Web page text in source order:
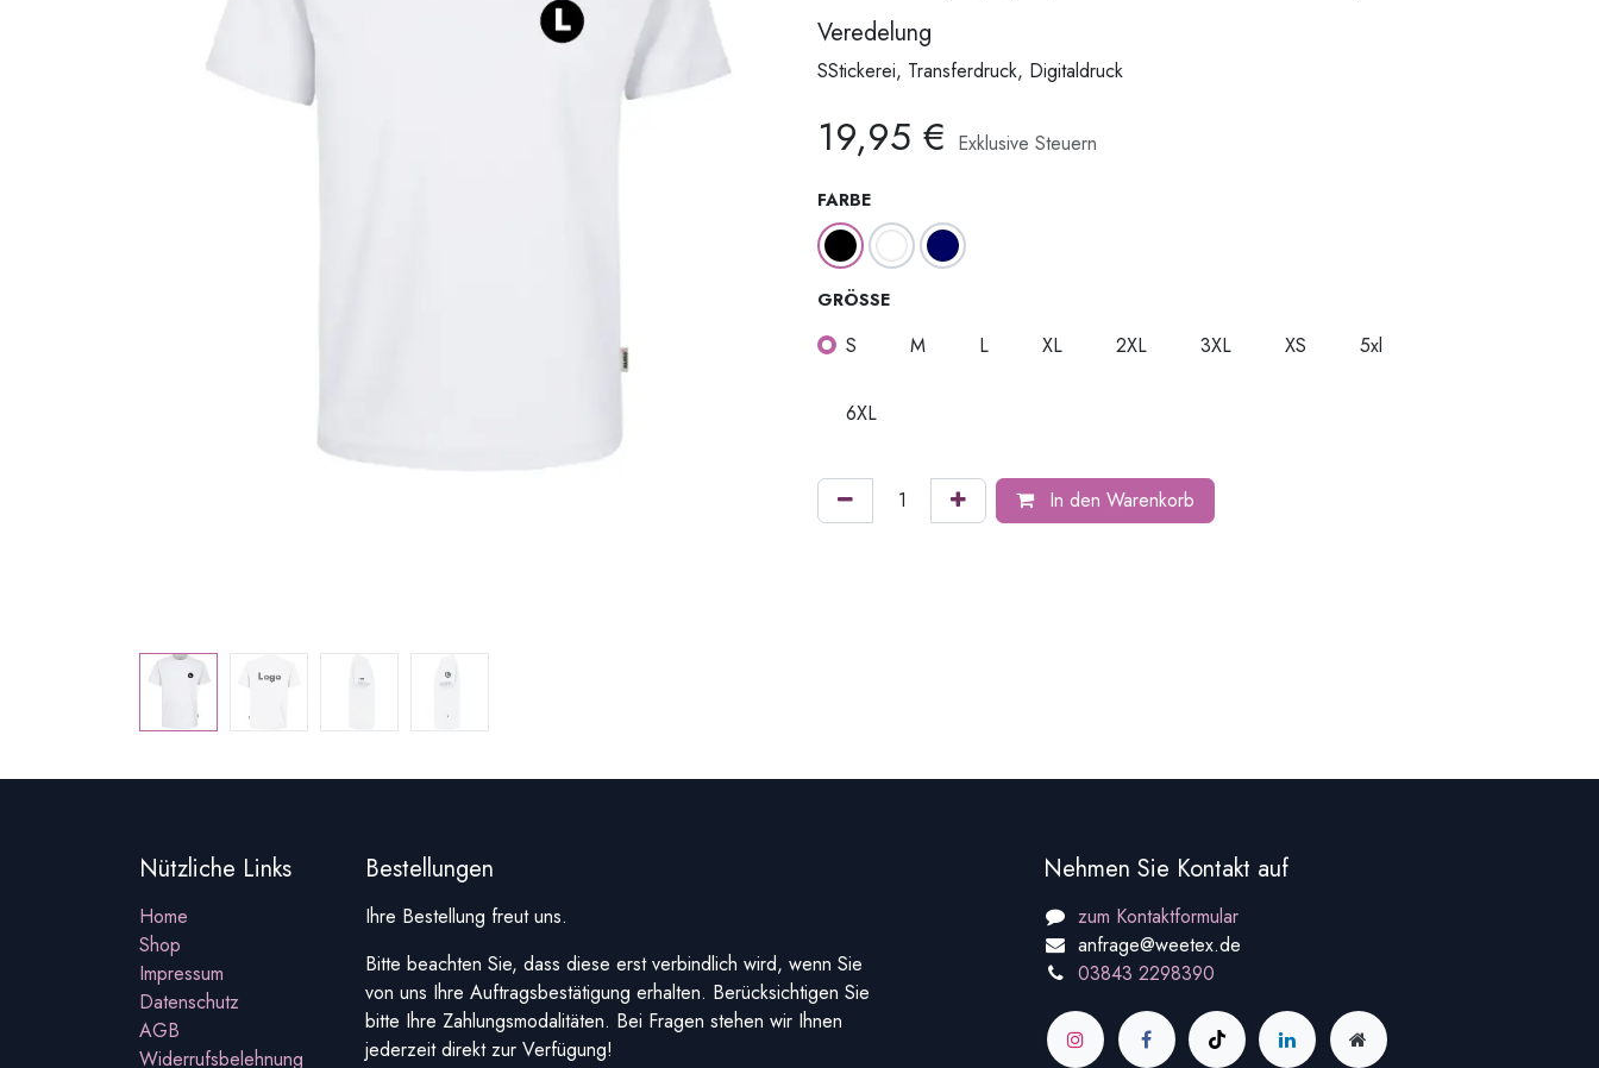
Veredelung
SStickerei, Transferdruck, Digitaldruck
19,95 € Exklusive Steuern
FARBE
GRÖSSE
S M L XL 2XL 3XL XS 5xl
6XL
In den Warenkorb
Nützliche Links
Home
Shop
Impressum
Datenschutz
AGB
Widerrufsbelehnung
Bestellungen
Ihre Bestellung freut uns.
Bitte beachten Sie, dass diese erst verbindlich wird, wenn Sie
von uns Ihre Auftragsbestätigung erhalten. Berücksichtigen Sie
bitte Ihre Zahlungsmodalitäten. Bei Fragen stehen wir Ihnen
jederzeit direkt zur Verfügung!
Nehmen Sie Kontakt auf
zum Kontaktformular
anfrage@weetex.de
03843 2298390